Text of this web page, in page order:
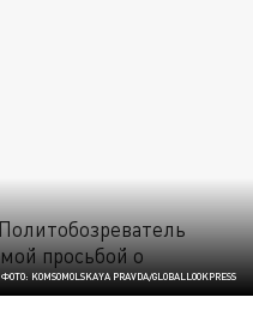
ФОТО: KOMSOMOLSKAYA PRAVDA/GLOBALLOOKPRESS